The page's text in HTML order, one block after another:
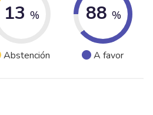
13 %
Abstención
88 %
A favor